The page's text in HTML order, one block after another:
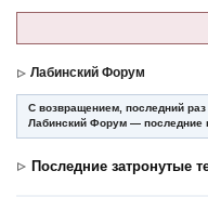
Лабинский Форум
С возвращением, последний
Лабинский Форум — последние
Последние затронутые